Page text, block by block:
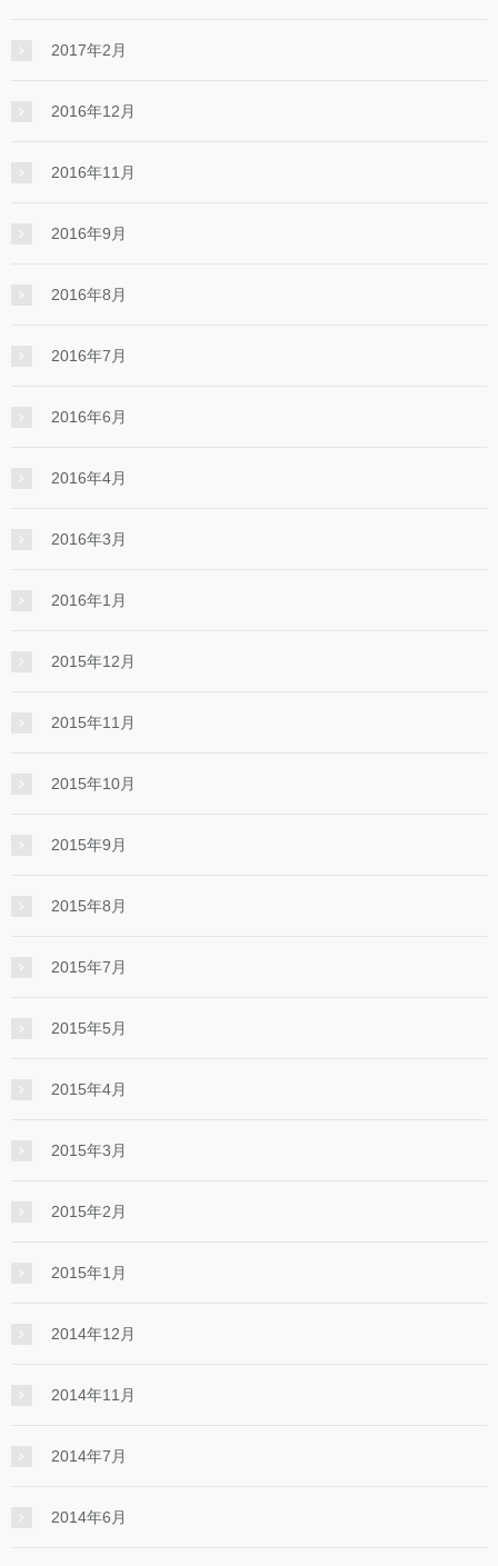
2017年2月
2016年12月
2016年11月
2016年9月
2016年8月
2016年7月
2016年6月
2016年4月
2016年3月
2016年1月
2015年12月
2015年11月
2015年10月
2015年9月
2015年8月
2015年7月
2015年5月
2015年4月
2015年3月
2015年2月
2015年1月
2014年12月
2014年11月
2014年7月
2014年6月